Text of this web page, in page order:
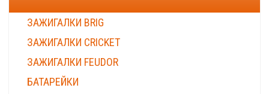
ЗАЖИГАЛКИ BRIG
ЗАЖИГАЛКИ CRICKET
ЗАЖИГАЛКИ FEUDOR
БАТАРЕЙКИ